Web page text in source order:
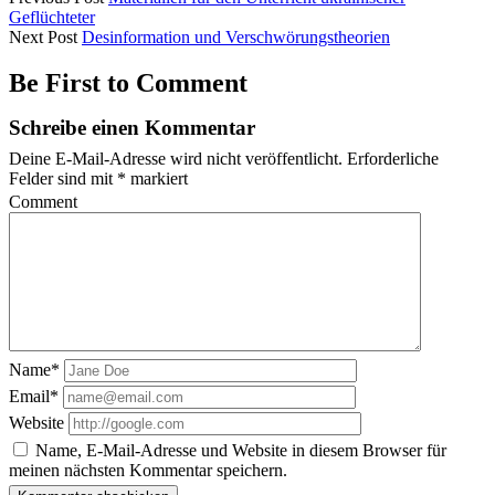
Geflüchteter
Next Post Desinformation und Verschwörungstheorien
Be First to Comment
Schreibe einen Kommentar
Deine E-Mail-Adresse wird nicht veröffentlicht. Erforderliche
Felder sind mit * markiert
Comment
Name*
Email*
Website
Name, E-Mail-Adresse und Website in diesem Browser für
meinen nächsten Kommentar speichern.